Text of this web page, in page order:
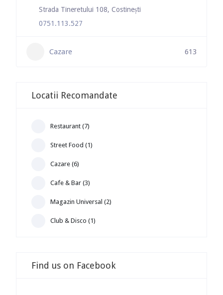
Strada Tineretului 108, Costinești
0751.113.527
Cazare 613
Locatii Recomandate
Restaurant (7)
Street Food (1)
Cazare (6)
Cafe & Bar (3)
Magazin Universal (2)
Club & Disco (1)
Find us on Facebook